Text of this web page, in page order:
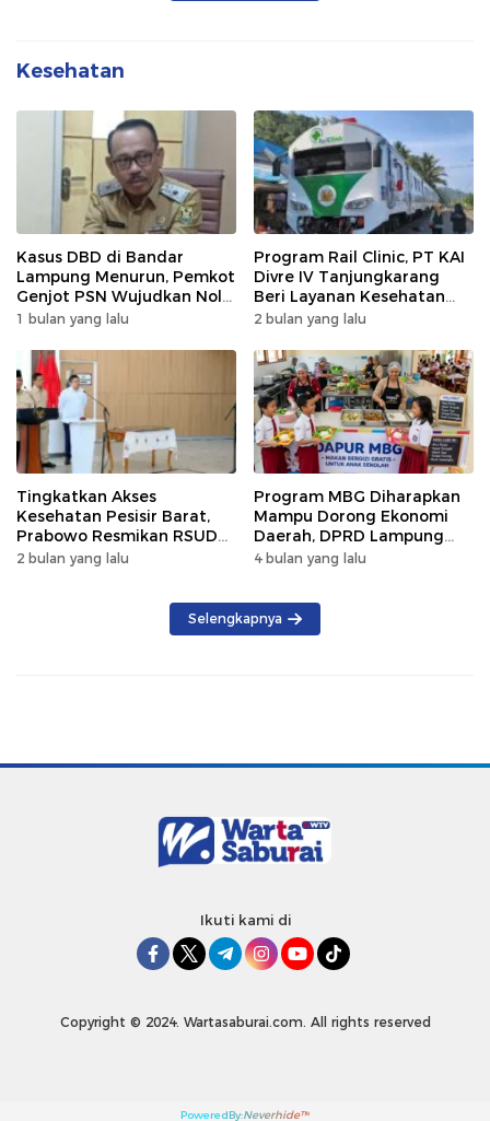
Kesehatan
Kasus DBD di Bandar
Lampung Menurun, Pemkot
Genjot PSN Wujudkan Nol
Kematian
1 bulan yang lalu
Program Rail Clinic, PT KAI
Divre IV Tanjungkarang
Beri Layanan Kesehatan
Gratis 250 Warga
2 bulan yang lalu
Tingkatkan Akses
Kesehatan Pesisir Barat,
Prabowo Resmikan RSUD
KH Muhammad Thohir
2 bulan yang lalu
Program MBG Diharapkan
Mampu Dorong Ekonomi
Daerah, DPRD Lampung
Tekankan Pemanfaatan
4 bulan yang lalu
Selengkapnya
Ikuti kami di
Copyright © 2024. Wartasaburai.com. All rights reserved
PoweredBy:Neverhide™